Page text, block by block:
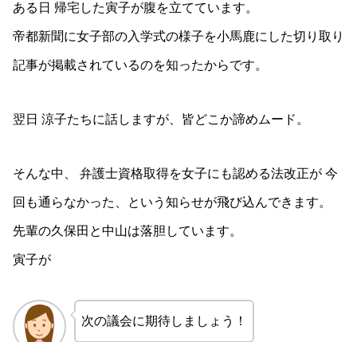
ある日 帰宅した寅子が腹を立てています。
帝都新聞に女子部の入学式の様子を小馬鹿にした切り取り
記事が掲載されているのを知ったからです。
翌日 涼子たちに話しますが、皆どこか諦めムード。
そんな中、 弁護士資格取得を女子にも認める法改正が 今
回も通らなかった、という知らせが飛び込んできます。
先輩の久保田と中山は落胆しています。
寅子が
次の議会に期待しましょう！